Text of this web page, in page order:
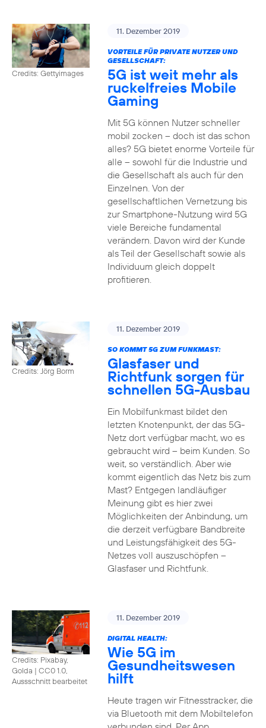
Credits: Gettyimages
11. Dezember 2019
VORTEILE FÜR PRIVATE NUTZER UND
GESELLSCHAFT:
5G ist weit mehr als
ruckelfreies Mobile
Gaming
Mit 5G können Nutzer schneller
mobil zocken – doch ist das schon
alles? 5G bietet enorme Vorteile für
alle – sowohl für die Industrie und
die Gesellschaft als auch für den
Einzelnen. Von der
gesellschaftlichen Vernetzung bis
zur Smartphone-Nutzung wird 5G
viele Bereiche fundamental
verändern. Davon wird der Kunde
als Teil der Gesellschaft sowie als
Individuum gleich doppelt
profitieren.
Credits: Jörg Borm
11. Dezember 2019
SO KOMMT 5G ZUM FUNKMAST:
Glasfaser und
Richtfunk sorgen für
schnellen 5G-Ausbau
Ein Mobilfunkmast bildet den
letzten Knotenpunkt, der das 5G-
Netz dort verfügbar macht, wo es
gebraucht wird – beim Kunden. So
weit, so verständlich. Aber wie
kommt eigentlich das Netz bis zum
Mast? Entgegen landläufiger
Meinung gibt es hier zwei
Möglichkeiten der Anbindung, um
die derzeit verfügbare Bandbreite
und Leistungsfähigkeit des 5G-
Netzes voll auszuschöpfen –
Glasfaser und Richtfunk.
Credits: Pixabay,
Golda | CC0 1.0,
Aussschnitt bearbeitet
11. Dezember 2019
DIGITAL HEALTH:
Wie 5G im
Gesundheitswesen
hilft
Heute tragen wir Fitnesstracker, die
via Bluetooth mit dem Mobiltelefon